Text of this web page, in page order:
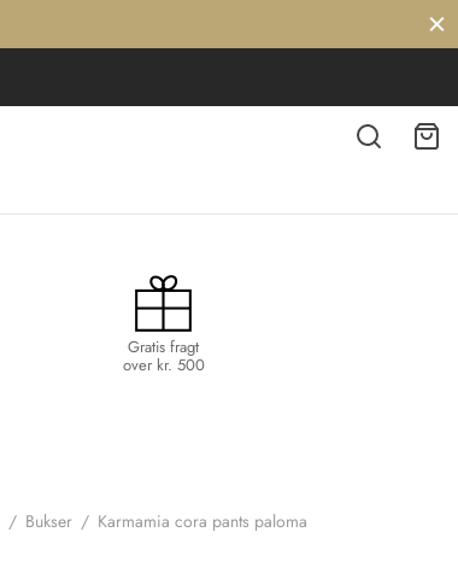
Gratis fragt
over kr. 500
/ Bukser / Karmamia cora pants paloma